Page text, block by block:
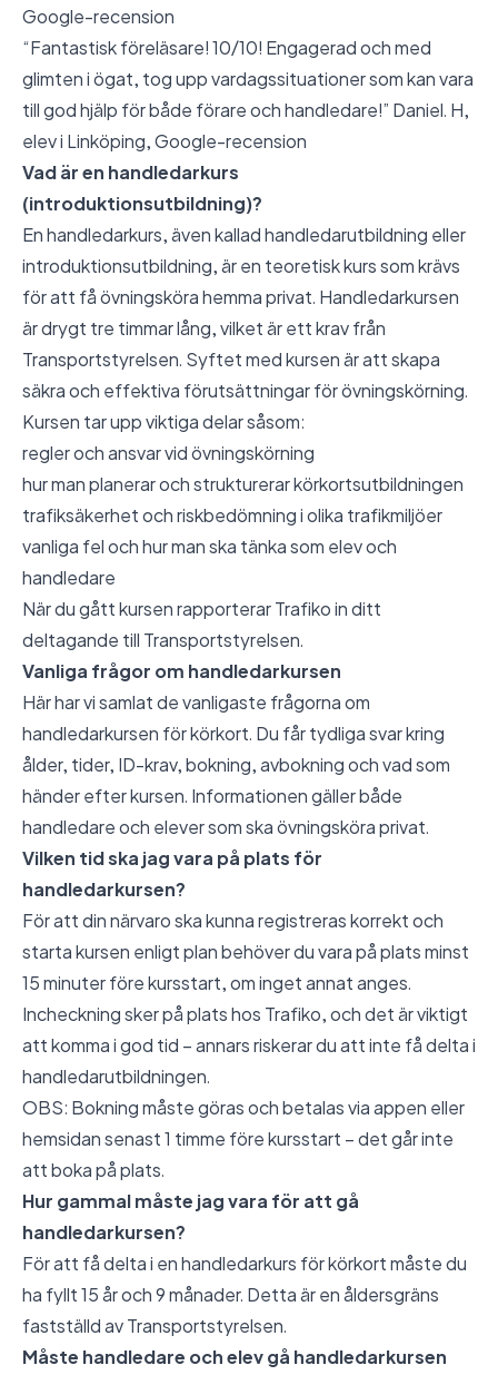
Google-recension
“Fantastisk föreläsare! 10/10! Engagerad och med
glimten i ögat, tog upp vardagssituationer som kan vara
till god hjälp för både förare och handledare!” Daniel. H,
elev i Linköping,Google-recension
Vad är en handledarkurs
(introduktionsutbildning)?
En handledarkurs, även kallad handledarutbildning eller
introduktionsutbildning, är en teoretisk kurs som krävs
för att få övningsköra hemma privat. Handledarkursen
är drygt tre timmar lång, vilket är ett krav från
Transportstyrelsen. Syftet med kursen är att skapa
säkra och effektiva förutsättningar för övningskörning.
Kursen tar upp viktiga delar såsom:
regler och ansvar vid övningskörning
hur man planerar och strukturerar körkortsutbildningen
trafiksäkerhet och riskbedömning i olika trafikmiljöer
vanliga fel och hur man ska tänka som elev och
handledare
När du gått kursen rapporterar Trafiko in ditt
deltagande till Transportstyrelsen.
Vanliga frågor om handledarkursen
Här har vi samlat de vanligaste frågorna om
handledarkursen för körkort. Du får tydliga svar kring
ålder, tider, ID-krav, bokning, avbokning och vad som
händer efter kursen. Informationen gäller både
handledare och elever som ska övningsköra privat.
Vilken tid ska jag vara på plats för
handledarkursen?
För att din närvaro ska kunna registreras korrekt och
starta kursen enligt plan behöver du vara på plats minst
15 minuter före kursstart, om inget annat anges.
Incheckning sker på plats hos Trafiko, och det är viktigt
att komma i god tid – annars riskerar du att inte få delta i
handledarutbildningen.
OBS: Bokning måste göras och betalas via appen eller
hemsidan senast 1 timme före kursstart – det går inte
att boka på plats.
Hur gammal måste jag vara för att gå
handledarkursen?
För att få delta i en handledarkurs för körkort måste du
ha fyllt 15 år och 9 månader. Detta är en åldersgräns
fastställd av Transportstyrelsen.
Måste handledare och elev gå handledarkursen